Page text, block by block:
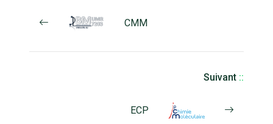
CMM
Suivant ::
ECP